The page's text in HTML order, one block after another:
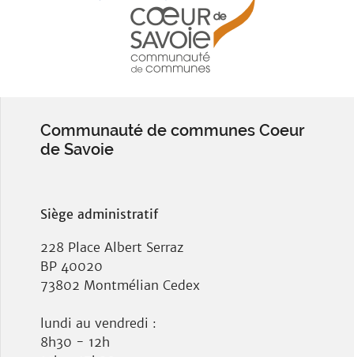
Communauté de communes Coeur
de Savoie
Siège administratif
228 Place Albert Serraz
BP 40020
73802 Montmélian Cedex
lundi au vendredi :
8h30 - 12h